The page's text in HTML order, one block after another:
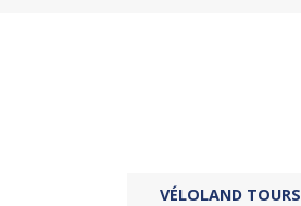
VÉLOLAND TOURS